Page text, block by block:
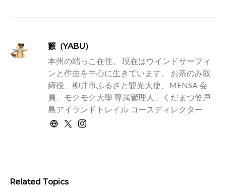
籔（YABU）
本州の端っこ在住。 現在はウインドサーフィ
ンと作曲を中心に生きています。 お茶のみ取
締役、柳井市ふるさと観光大使、MENSA 会
員、モクモク大學 専属管理人、くだまつ笠戸
島アイランドトレイル コースディレクター
Related Topics